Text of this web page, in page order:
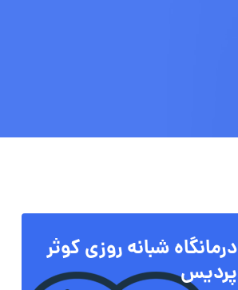
درمانگاه شبانه روزی کوثر
پردیس